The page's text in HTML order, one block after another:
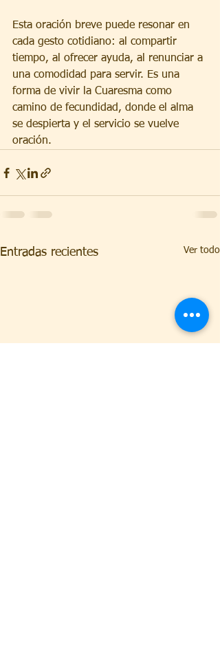
Esta oración breve puede resonar en
cada gesto cotidiano: al compartir
tiempo, al ofrecer ayuda, al renunciar a
una comodidad para servir. Es una
forma de vivir la Cuaresma como
camino de fecundidad, donde el alma
se despierta y el servicio se vuelve
oración.
Entradas recientes Ver todo